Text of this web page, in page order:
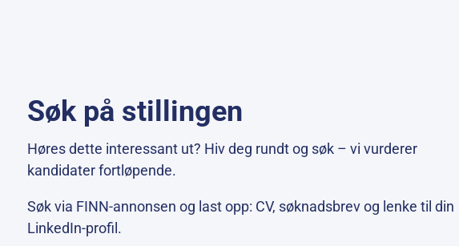
Søk på stillingen
Høres dette interessant ut? Hiv deg rundt og søk – vi vurderer
kandidater fortløpende.
Søk via FINN-annonsen og last opp: CV, søknadsbrev og lenke til din
LinkedIn-profil.